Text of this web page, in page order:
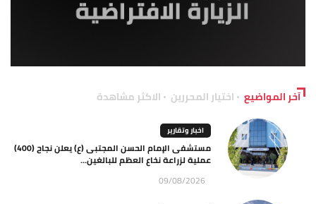
آخر المواضيع اختيار المحررين الاكثر مشاهدة
اخبار وتقارير
مستشفى الإمام الحسن المجتبى (ع) يعلن نجاح (400)
عملية لزراعة نخاع العظم للبالغين...
09/08/2026